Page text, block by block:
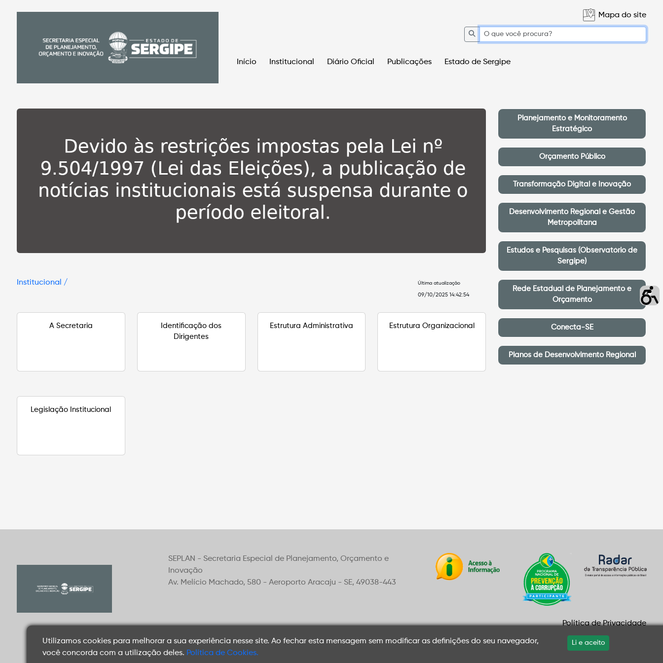
Mapa do site
Início Institucional Diário Oficial Publicações Estado de Sergipe
Institucional / Última atualização
09/10/2025 14:42:54
A Secretaria
Identificação dos
Dirigentes
Estrutura Administrativa Estrutura Organizacional
Legislação Institucional
Planejamento e Monitoramento
Estratégico
Orçamento Público
Transformação Digital e Inovação
Desenvolvimento Regional e Gestão
Metropolitana
Estudos e Pesquisas (Observatório de
Sergipe)
Rede Estadual de Planejamento e
Orçamento
Conecta-SE
Planos de Desenvolvimento Regional
SEPLAN - Secretaria Especial de Planejamento, Orçamento e
Inovação
Av. Melício Machado, 580 - Aeroporto Aracaju - SE, 49038-443
Política de Privacidade
Mapa do site
Utilizamos cookies para melhorar a sua experiência nesse site. Ao fechar esta mensagem sem modificar as definições do seu navegador,
você concorda com a utilização deles. Política de Cookies.
Li e aceito